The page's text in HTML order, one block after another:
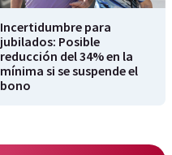
Incertidumbre para
jubilados: Posible
reducción del 34% en la
mínima si se suspende el
bono